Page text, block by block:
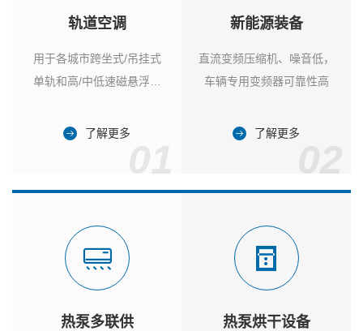
轨道空调
用于各城市跨坐式/吊挂式
单轨和高/中低速磁悬浮列
了解更多
新能源装备
直流变频压缩机、噪音低，
车辆专用变频器可靠性高
了解更多
热泵多联供 热泵烘干设备